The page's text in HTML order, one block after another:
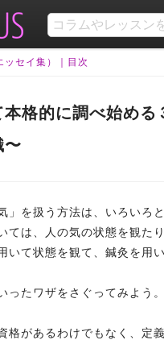
ッセイ集）｜目次
格的に調べ始め
〜
」を扱う方法は、いろいろ
ては、人の気の状態を観た
いて状態を観て、鍼灸を用
ったワザをさぐってみよう
格があるわけでもなく、定